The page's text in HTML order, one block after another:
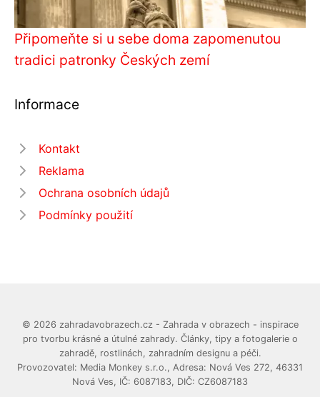
Připomeňte si u sebe doma zapomenutou
tradici patronky Českých zemí
Informace
Kontakt
Reklama
Ochrana osobních údajů
Podmínky použití
© 2026 zahradavobrazech.cz - Zahrada v obrazech - inspirace
pro tvorbu krásné a útulné zahrady. Články, tipy a fotogalerie o
zahradě, rostlinách, zahradním designu a péči.
Provozovatel: Media Monkey s.r.o., Adresa: Nová Ves 272, 46331
Nová Ves, IČ: 6087183, DIČ: CZ6087183